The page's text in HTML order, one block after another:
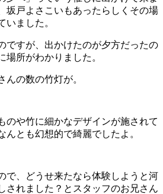
坂戸よさこいもあったらしくその場
いました。
ですが、出かけたのが夕方だったの
場所がわかりました。
んの数の竹灯が。
のや竹に細かなデザインが施されて
んとも幻想的で綺麗でしたよ。
で、どうせ来たなら体験しようと河
されました？とスタッフのお兄さん